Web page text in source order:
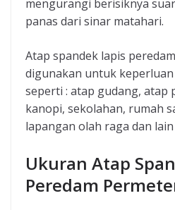
mengurangi berisiknya
panas dari sinar matahari.
Atap spandek lapis
digunakan untuk
seperti : atap gudang, atap
kanopi, sekolahan, rumah
lapangan olah raga dan
Ukuran Atap
Peredam